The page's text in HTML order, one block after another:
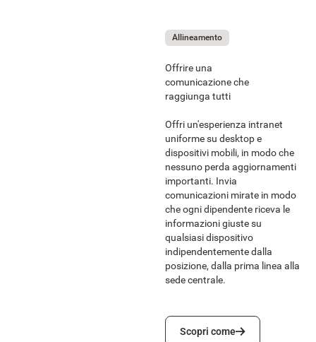
Allineamento
Offrire una
comunicazione che
raggiunga tutti
Offri un'esperienza intranet
uniforme su desktop e
dispositivi mobili, in modo che
nessuno perda aggiornamenti
importanti. Invia
comunicazioni mirate in modo
che ogni dipendente riceva le
informazioni giuste su
qualsiasi dispositivo
indipendentemente dalla
posizione, dalla prima linea alla
sede centrale.
Scopri come
Scopri come